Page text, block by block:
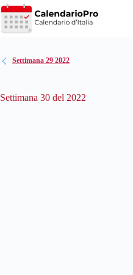
Salta
al
contenuto
Settimana 29 2022
Settimana 30 del 2022